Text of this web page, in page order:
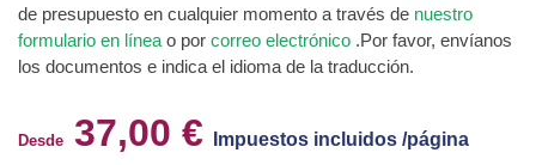
de presupuesto en cualquier momento a través de nuestro
formulario en línea o por correo electrónico .Por favor, envíanos
los documentos e indica el idioma de la traducción.
Desde 37,00 € Impuestos incluidos /página